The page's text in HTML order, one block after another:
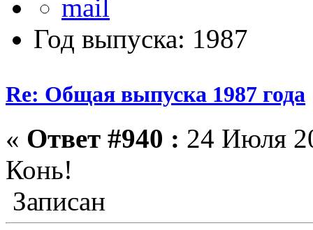
Год выпуска: 1987
Re: Общая выпуска 1987 года
« Ответ #940 : 24 Июля
Конь!
Записан